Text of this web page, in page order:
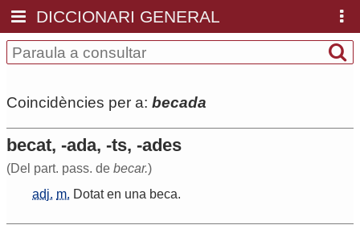
DICCIONARI GENERAL
Coincidències per a: becada
becat, -ada, -ts, -ades
(Del part. pass. de becar.)
adj. m. Dotat en una beca.